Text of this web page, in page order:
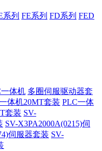
系列 FE系列 FD系列 FED
体机 多圈伺服驱动器套
体机20MT套装 PLC一体
套装 SV-
SV-X3PA2000A(0215)伺
伺服器套装 SV-